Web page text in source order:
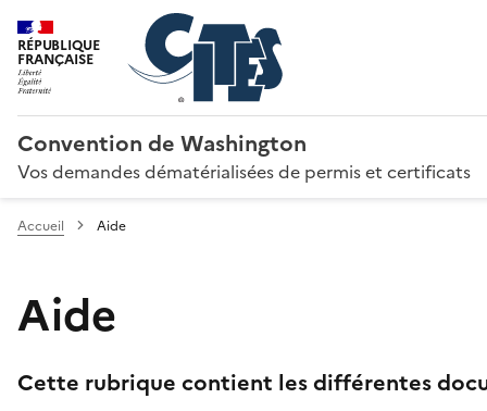
RÉPUBLIQUE
FRANÇAISE
Convention de Washington
Vos demandes dématérialisées de permis et certificats
Accueil Aide
Aide
Cette rubrique contient les différentes